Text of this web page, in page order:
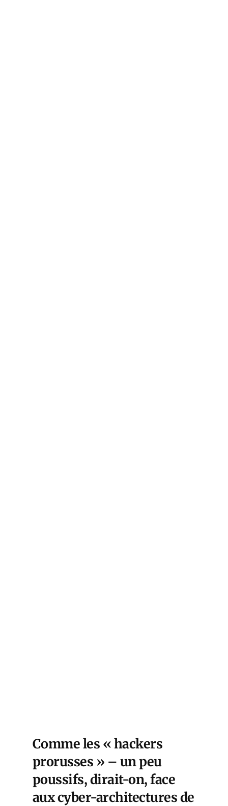
Comme les « hackers
prorusses » – un peu
poussifs, dirait-on, face
aux cyber-architectures de